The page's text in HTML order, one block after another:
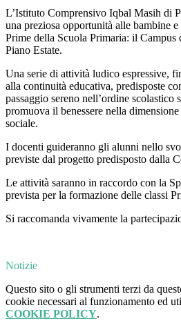
L’Istituto Comprensivo Iqbal Masih di
una preziosa opportunità alle bambine
Prime della Scuola Primaria: il Campus
Piano Estate.
Una serie di attività ludico espressive,
alla continuità educativa, predisposte
passaggio sereno nell’ordine scolastico
promuova il benessere nella
sociale.
I docenti guideranno gli alunni nello
previste dal progetto predisposto dalla
Le attività saranno in raccordo con la
prevista per la formazione delle classi
Si raccomanda vivamente la
Notizie
Questo sito o gli strumenti terzi da
cookie necessari al funzionamento ed
COOKIE POLICY.